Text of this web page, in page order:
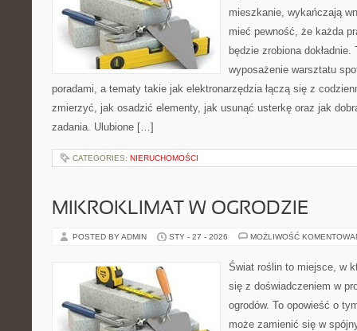
mieszkanie, wykańczają
mieć pewność, że każda
będzie zrobiona
wyposażenie warsztatu
poradami, a tematy takie jak elektronarzędzia łączą się z
zmierzyć, jak osadzić elementy, jak usunąć usterkę oraz jak
zadania. Ulubione […]
CATEGORIES: NIERUCHOMOŚCI
MIKROKLIMAT W OGRODZIE
POSTED BY ADMIN STY - 27 - 2026 MOŻLIWOŚĆ
Świat roślin to miejsce, w
się z doświadczeniem w
ogrodów. To opowieść o
może zamienić się w